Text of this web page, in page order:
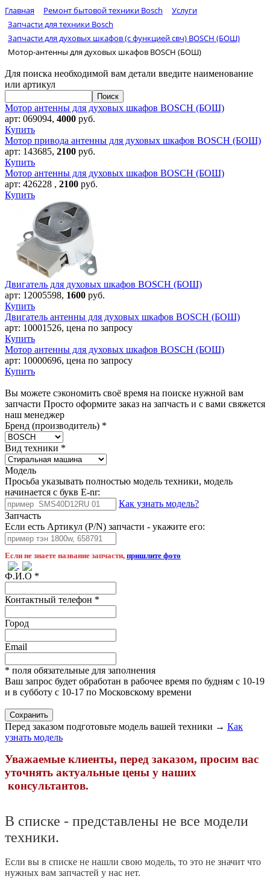
Главная Ремонт бытовой техники Bosch
Услуги
Запчасти для техники Bosch
Запчасти для духовых шкафов (с функцией свч) BOSCH (БОШ)
Мотор-антенны для духовых шкафов BOSCH (БОШ)
Для поиска необходимой вам детали введите наименование
или артикул
Мотор антенны для духовых шкафов BOSCH (БОШ)
арт: 069094, 4000 руб.
Купить
Мотор привода антенны для духовых шкафов BOSCH (БОШ)
арт: 143685, 2100 руб.
Купить
Мотор антенны для духовых шкафов BOSCH (БОШ)
арт: 426228 , 2100 руб.
Купить
Двигатель для духовых шкафов BOSCH (БОШ)
арт: 12005598, 1600 руб.
Купить
Двигатель антенны для духовых шкафов BOSCH (БОШ)
арт: 10001526, цена по запросу
Купить
Мотор антенны для духовых шкафов BOSCH (БОШ)
арт: 10000696, цена по запросу
Купить
Вы можете сэкономить своё время на поиске нужной вам
запчасти Просто оформите заказ на запчасть и с вами свяжется
наш менеджер
Бренд (производитель) *
Вид техники *
Модель
Просьба указывать полностью модель техники, модель
начинается с букв E-nr:
Как узнать модель?
Запчасть
Если есть Артикул (P/N) запчасти - укажите его:
Если не знаете название запчасти, пришлите фото
Ф.И.О *
Контактный телефон *
Город
Email
* поля обязательные для заполнения
Ваш запрос будет обработан в рабочее время по будням с 10-19
и в субботу с 10-17 по Московскому времени
Перед заказом подготовьте модель вашей техники → Как
узнать модель
Уважаемые клиенты, перед заказом, просим вас
уточнять актуальные цены у наших
консультантов.
В списке - представлены не все модели
техники.
Если вы в списке не нашли свою модель, то это не значит что
нужных вам запчастей у нас нет.